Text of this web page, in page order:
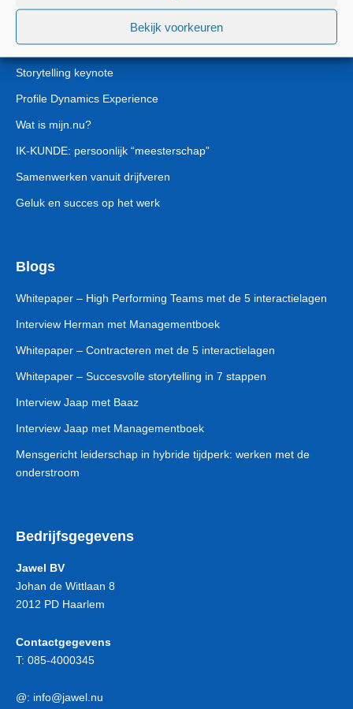
Bekijk voorkeuren
Lezingen & Workshops
De 5 Interactielagen keynote
Storytelling keynote
Profile Dynamics Experience
Wat is mijn.nu?
IK-KUNDE: persoonlijk “meesterschap”
Samenwerken vanuit drijfveren
Geluk en succes op het werk
Blogs
Whitepaper – High Performing Teams met de 5 interactielagen
Interview Herman met Managementboek
Whitepaper – Contracteren met de 5 interactielagen
Whitepaper – Succesvolle storytelling in 7 stappen
Interview Jaap met Baaz
Interview Jaap met Managementboek
Mensgericht leiderschap in hybride tijdperk: werken met de
onderstroom
Bedrijfsgegevens
Jawel BV
Johan de Wittlaan 8
2012 PD Haarlem
Contactgegevens
T: 085-4000345
@: info@jawel.nu